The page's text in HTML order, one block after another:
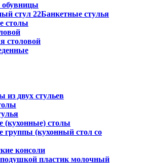
обувницы
Банкетные стулья
столы
столовой
из двух стульев
(кухонные) столы
группы (кухонный стол со
консоли